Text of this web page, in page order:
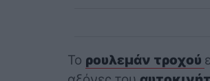
Το ρουλεμάν τροχού